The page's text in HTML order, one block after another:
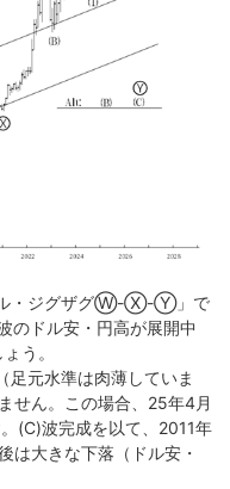
ル・ジグザグⓌ-Ⓧ-Ⓨ」で
ドル安・円高が展開中
う。
元水準は肉薄していま
せん。この場合、25年4月
(C)波完成を以て、2011年
は大きな下落（ドル安・